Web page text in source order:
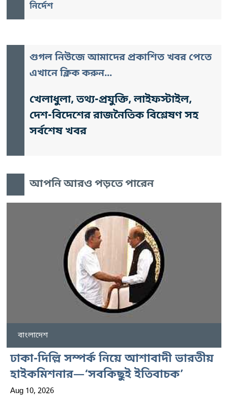
নির্দেশ
গুগল নিউজে আমাদের প্রকাশিত খবর পেতে
এখানে ক্লিক করুন...
খেলাধুলা, তথ্য-প্রযুক্তি, লাইফস্টাইল,
দেশ-বিদেশের রাজনৈতিক বিশ্লেষণ সহ
সর্বশেষ খবর
আপনি আরও পড়তে পারেন
বাংলাদেশ
ঢাকা-দিল্লি সম্পর্ক নিয়ে আশাবাদী ভারতীয়
হাইকমিশনার—‘সবকিছুই ইতিবাচক’
Aug 10, 2026